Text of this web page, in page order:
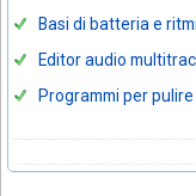
Basi di batteria e
Editor audio
Programmi per